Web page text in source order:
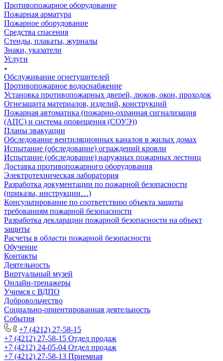
Противопожарное оборудование
Пожарная арматура
Пожарное оборудование
Средства спасения
Стенды, плакаты, журналы
Знаки, указатели
Услуги
Обслуживание огнетушителей
Противопожарное водоснабжение
Установка противопожарных дверей, люков, окон, проходок
Огнезащита материалов, изделий, конструкций
Пожарная автоматика (пожарно-охранная сигнализация
(АПС) и система оповещения (СОУЭ))
Планы эвакуации
Обследование вентиляционных каналов в жилых домах
Испытание (обследование) ограждений кровли
Испытание (обследование) наружных пожарных лестниц
Доставка противопожарного оборудования
Электротехническая лаборатория
Разработка документации по пожарной безопасности
(приказы, инструкции…)
Консультирование по соответствию объекта защиты
требованиям пожарной безопасности
Разработка декларации пожарной безопасности на объект
защиты
Расчеты в области пожарной безопасности
Обучение
Контакты
Деятельность
Виртуальный музей
Онлайн-тренажеры
Учимся с ВДПО
Добровольчество
Социально-ориентированная деятельность
События
+7 (4212) 27-58-15
+7 (4212) 27-58-15 Отдел продаж
+7 (4212) 24-05-04 Отдел продаж
+7 (4212) 27-58-13 Приемная